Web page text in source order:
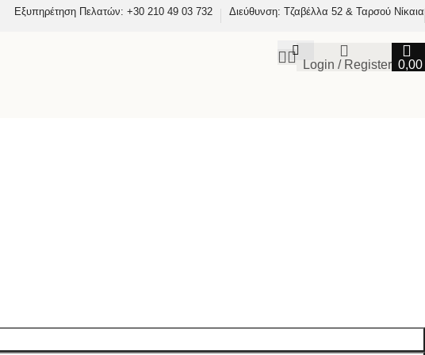
Εξυπηρέτηση Πελατών: +30 210 49 03 732 Διεύθυνση: Τζαβέλλα 52 & Ταρσού Νίκαια
Login / Register 0,00